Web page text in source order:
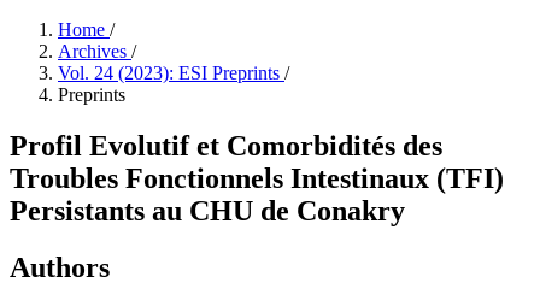
Home /
Archives /
Vol. 24 (2023): ESI Preprints /
Preprints
Profil Evolutif et Comorbidités des
Troubles Fonctionnels Intestinaux (TFI)
Persistants au CHU de Conakry
Authors